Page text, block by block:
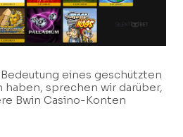
eines geschützten
haben, sprechen wir darüber,
Bwin Casino-Konten